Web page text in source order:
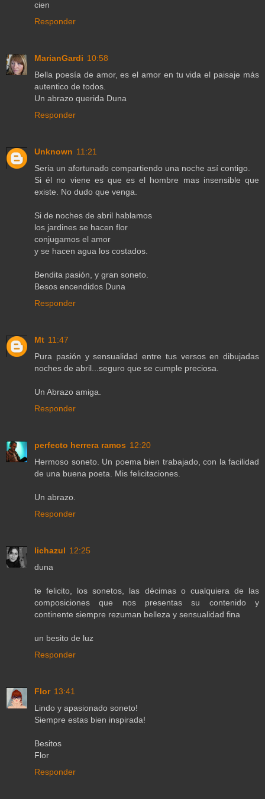
cien
Responder
MarianGardi 10:58
Bella poesía de amor, es el amor en tu vida el paisaje más
autentico de todos.
Un abrazo querida Duna
Responder
Unknown 11:21
Seria un afortunado compartiendo una noche así contigo.
Si él no viene es que es el hombre mas insensible que
existe. No dudo que venga.
Si de noches de abril hablamos
los jardines se hacen flor
conjugamos el amor
y se hacen agua los costados.
Bendita pasión, y gran soneto.
Besos encendidos Duna
Responder
Mt 11:47
Pura pasión y sensualidad entre tus versos en dibujadas
noches de abril...seguro que se cumple preciosa.
Un Abrazo amiga.
Responder
perfecto herrera ramos 12:20
Hermoso soneto. Un poema bien trabajado, con la facilidad
de una buena poeta. Mis felicitaciones.
Un abrazo.
Responder
lichazul 12:25
duna
te felicito, los sonetos, las décimas o cualquiera de las
composiciones que nos presentas su contenido y
continente siempre rezuman belleza y sensualidad fina
un besito de luz
Responder
Flor 13:41
Lindo y apasionado soneto!
Siempre estas bien inspirada!
Besitos
Flor
Responder